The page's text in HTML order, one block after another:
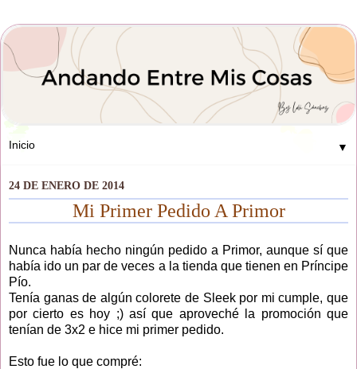
▼
24 DE ENERO DE 2014
Mi Primer Pedido A Primor
Nunca había hecho ningún pedido a Primor, aunque sí que
había ido un par de veces a la tienda que tienen en Príncipe
Pío.
Tenía ganas de algún colorete de Sleek por mi cumple, que
por cierto es hoy ;) así que aproveché la promoción que
tenían de 3x2 e hice mi primer pedido.
Esto fue lo que compré: